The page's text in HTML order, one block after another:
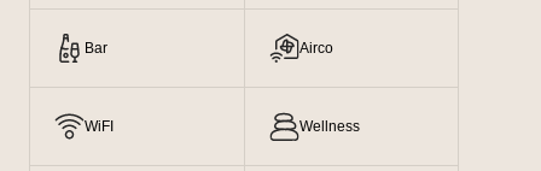
Bar Airco
WiFI Wellness